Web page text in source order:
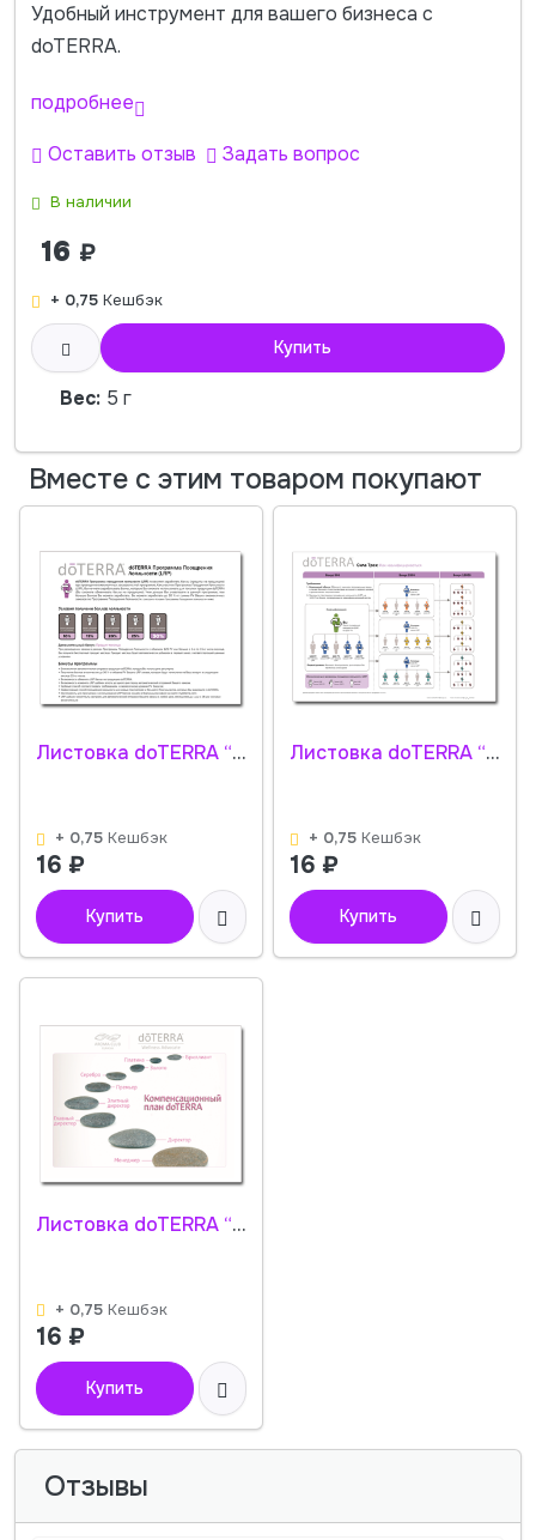
Удобный инструмент для вашего бизнеса с
doTERRA.
подробнее
Оставить отзыв Задать вопрос
В наличии
16 ₽
+ 0,75 Кешбэк
Купить
Вес: 5 г
Вместе с этим товаром покупают
Листовка doTERRA “Программа LRP”
+ 0,75 Кешбэк
16 ₽
Купить
Листовка doTERRA “Сила трех”
+ 0,75 Кешбэк
16 ₽
Купить
Листовка doTERRA “Компенсационный план doTERRA»
+ 0,75 Кешбэк
16 ₽
Купить
Отзывы